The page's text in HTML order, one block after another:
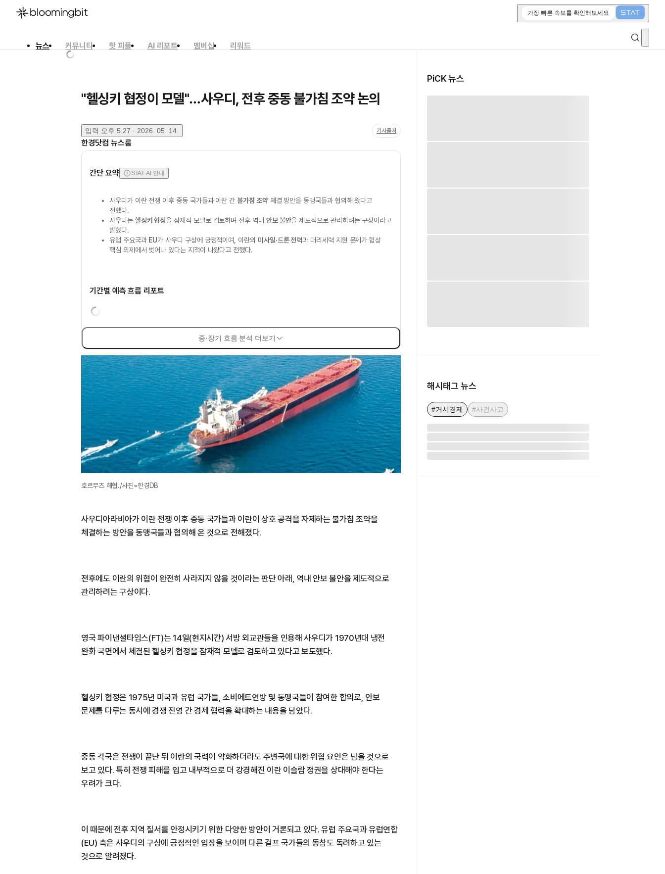
가장 빠른 속보를 확인해보세요
뉴스 커뮤니티 핫 피플 AI 리포트 멤버십
리워드
"헬싱키 협정이 모델"…사우디, 전후 중동 불가침 조약 논의
입력 오후 5:27 · 2026. 05. 14. 기사출처
한경닷컴 뉴스룸
간단 요약 STAT AI 안내
사우디가 이란 전쟁 이후 중동 국가들과 이란 간불가침 조약체결 방안을 동맹국들과 협의해 왔다고
전했다.
사우디는 헬싱키 협정을 잠재적 모델로 검토하며 전후 역내 안보 불안을 제도적으로 관리하려는 구상이라고
밝혔다.
유럽 주요국과 EU가 사우디 구상에 긍정적이며, 이란의 미사일·드론 전력과 대리세력 지원 문제가 협상
핵심 의제에서 벗어나 있다는 지적이 나왔다고 전했다.
기간별 예측 흐름 리포트
중·장기 흐름 분석 더보기
호르무즈 해협./사진=한경DB
사우디아라비아가 이란 전쟁 이후 중동 국가들과 이란이 상호 공격을 자제하는 불가침 조약을
체결하는 방안을 동맹국들과 협의해 온 것으로 전해졌다.
전후에도 이란의 위협이 완전히 사라지지 않을 것이라는 판단 아래, 역내 안보 불안을 제도적으로
관리하려는 구상이다.
영국 파이낸셜타임스(FT)는 14일(현지시간) 서방 외교관들을 인용해 사우디가 1970년대 냉전
완화 국면에서 체결된 헬싱키 협정을 잠재적 모델로 검토하고 있다고 보도했다.
헬싱키 협정은 1975년 미국과 유럽 국가들, 소비에트연방 및 동맹국들이 참여한 합의로, 안보
문제를 다루는 동시에 경쟁 진영 간 경제 협력을 확대하는 내용을 담았다.
중동 각국은 전쟁이 끝난 뒤 이란의 국력이 약화하더라도 주변국에 대한 위협 요인은 남을 것으로
보고 있다. 특히 전쟁 피해를 입고 내부적으로 더 강경해진 이란 이슬람 정권을 상대해야 한다는
우려가 크다.
이 때문에 전후 지역 질서를 안정시키기 위한 다양한 방안이 거론되고 있다. 유럽 주요국과 유럽연합
(EU) 측은 사우디의 구상에 긍정적인 입장을 보이며 다른 걸프 국가들의 동참도 독려하고 있는
것으로 알려졌다.
PiCK 뉴스
해시태그 뉴스
#거시경제 #사건사고